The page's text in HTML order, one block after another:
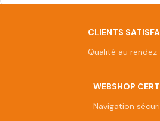
CLIENTS
Qualité au
WEBSHOP
Navigation